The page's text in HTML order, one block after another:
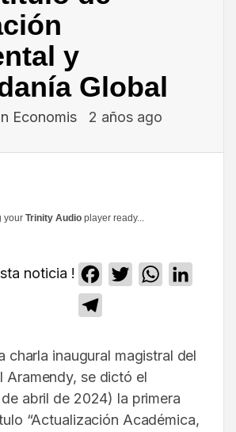
y
Global
Economis 2 años ago
your Trinity Audio player ready...
noticia ! Facebook
TwitterWhatsApp
charla inaugural magistral del
Aramendy, se dictó el
abril de 2024) la primera
“Actualización Académica,